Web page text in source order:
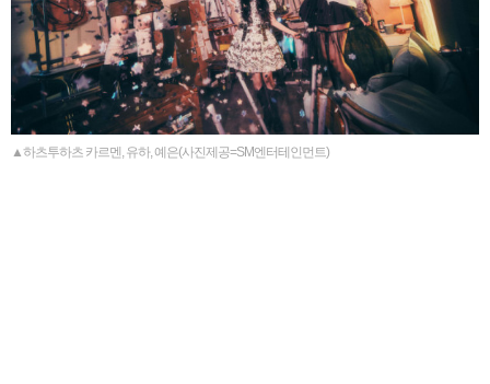
▲하츠투하츠 카르멘, 유하, 예은(사진제공=SM엔터테인먼트)